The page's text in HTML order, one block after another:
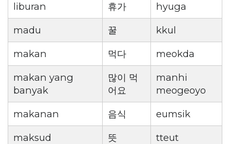
liburan
휴가
hyuga
madu
꿀
kkul
makan
먹다
meokda
makan yang
banyak
많이 먹
어요
manhi
meogeoyo
makanan
음식
eumsik
maksud
뜻
tteut